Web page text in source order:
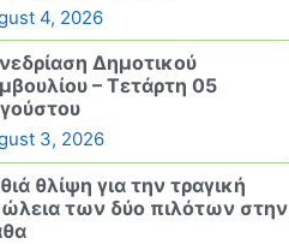
4, 2026
Δημοτικού
– Τετάρτη 05
3, 2026
θλίψη για την τραγική
των δύο πιλότων στην